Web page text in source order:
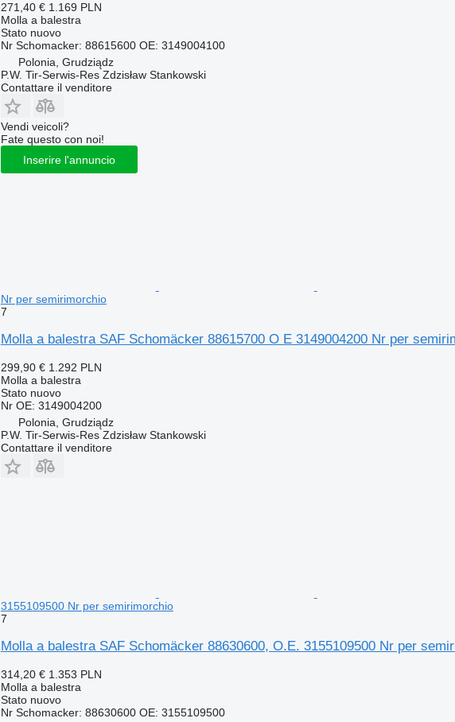
271,40 € 1.169 PLN
Molla a balestra
Statonuovo
Nr Schomacker: 88615600 OE: 3149004100
Polonia, Grudziądz
P.W. Tir-Serwis-Res Zdzisław Stankowski
Contattare il venditore
Vendi veicoli?
Fate questo con noi!
Inserire l'annuncio
Nr per semirimorchio
7
Molla a balestra SAF Schomäcker 88615700 O E 3149004200 Nr per
299,90 € 1.292 PLN
Molla a balestra
Statonuovo
Nr OE: 3149004200
Polonia, Grudziądz
P.W. Tir-Serwis-Res Zdzisław Stankowski
Contattare il venditore
3155109500 Nr per semirimorchio
7
Molla a balestra SAF Schomäcker 88630600, O.E. 3155109500 Nr per
314,20 € 1.353 PLN
Molla a balestra
Statonuovo
Nr Schomacker: 88630600 OE: 3155109500